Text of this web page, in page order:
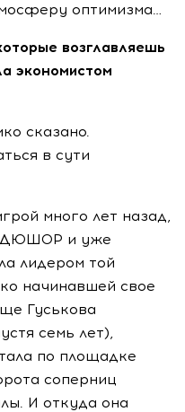
оптимизма…
возглавляешь
экономистом
сказано.
в сути
много лет назад,
и уже
лидером той
начинавшей свое
Гуськова
семь лет),
по площадке
соперниц
И откуда она